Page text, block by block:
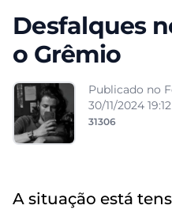
Desfalques
o Grêmio
Publicado no
30/11/2024 19:12
31306
A situação está